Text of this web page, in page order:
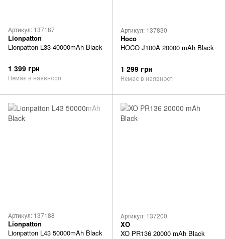
Артикул: 137187
Lionpatton
Lionpatton L33 40000mAh Black
1 399 грн
Немає в наявності
Артикул: 137830
Hoco
HOCO J100A 20000 mAh Black
1 299 грн
Немає в наявності
Артикул: 137188
Lionpatton
Lionpatton L43 50000mAh Black
Артикул: 137200
XO
XO PR136 20000 mAh Black